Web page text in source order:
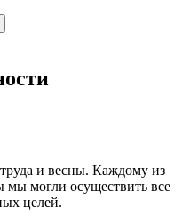
и весны. Каждому из
могли осуществить все
целей.